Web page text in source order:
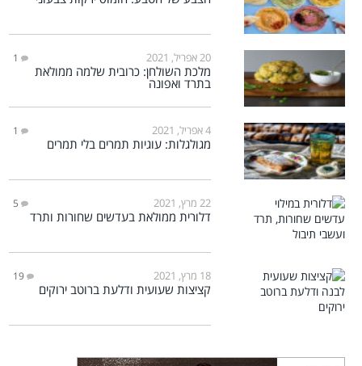
20 אפריל, 2021 1
מלכת השולחן: כרובית שלמה ממולאת
בתרד ואפונה
4 אפריל, 2021 1
מגולגלות: עוגיות תמרים בלי תמרים
22 מרץ, 2021 5
דלורית ממולאת בעדשים שחורות ותרד
18 מרץ, 2021 19
קציצות שעועית ודלעת ברוטב ירוקים